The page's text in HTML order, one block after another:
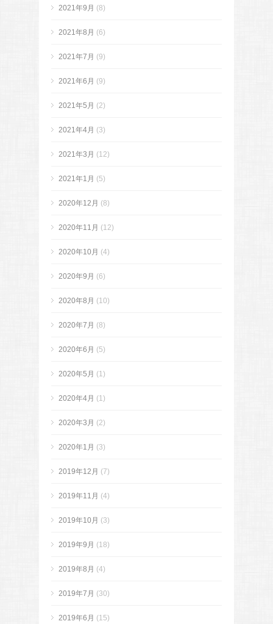
2021年9月 (8)
2021年8月 (6)
2021年7月 (9)
2021年6月 (9)
2021年5月 (2)
2021年4月 (3)
2021年3月 (12)
2021年1月 (5)
2020年12月 (8)
2020年11月 (12)
2020年10月 (4)
2020年9月 (6)
2020年8月 (10)
2020年7月 (8)
2020年6月 (5)
2020年5月 (1)
2020年4月 (1)
2020年3月 (2)
2020年1月 (3)
2019年12月 (7)
2019年11月 (4)
2019年10月 (3)
2019年9月 (18)
2019年8月 (4)
2019年7月 (30)
2019年6月 (15)